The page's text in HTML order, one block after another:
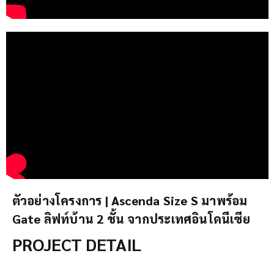
ตัวอย่างโครงการ | Ascenda Size S มาพร้อม
Gate ลิฟท์บ้าน 2 ชั้น จากประเทศอินโดนีเซีย
PROJECT DETAIL